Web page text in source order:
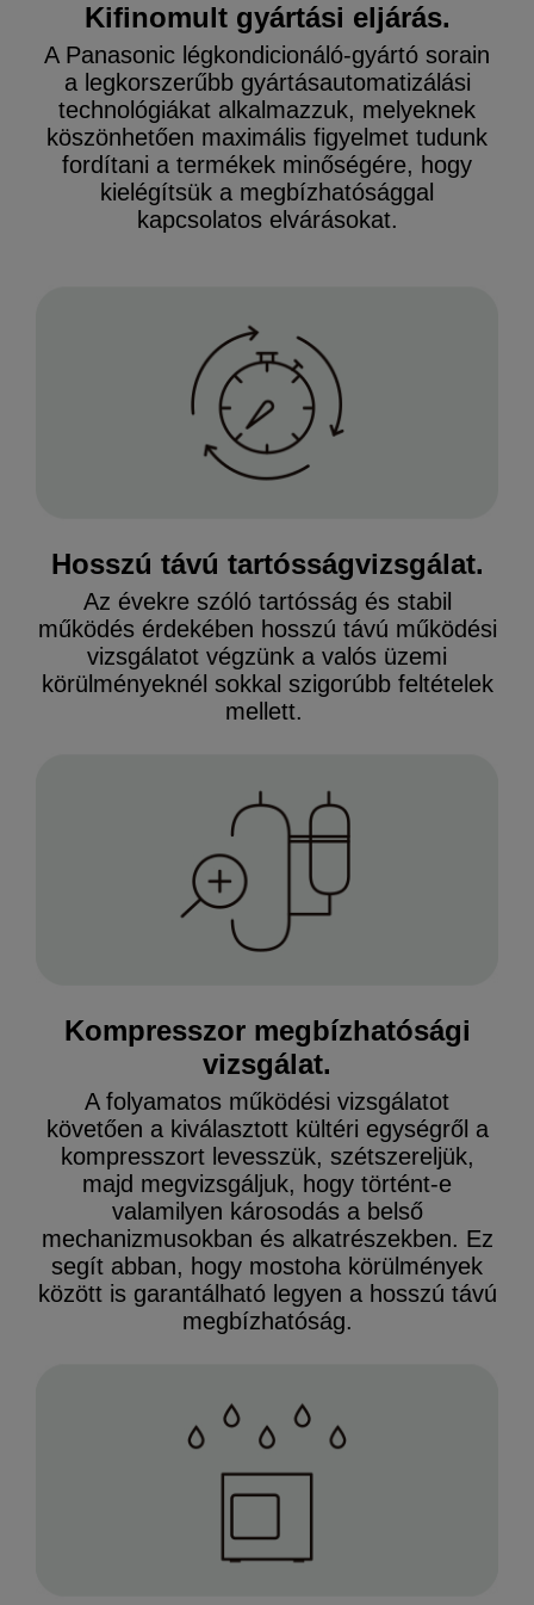
Kifinomult gyártási eljárás.
A Panasonic légkondicionáló-gyártó sorain
a legkorszerűbb gyártásautomatizálási
technológiákat alkalmazzuk, melyeknek
köszönhetően maximális figyelmet tudunk
fordítani a termékek minőségére, hogy
kielégítsük a megbízhatósággal
kapcsolatos elvárásokat.
Hosszú távú tartósságvizsgálat.
Az évekre szóló tartósság és stabil
működés érdekében hosszú távú működési
vizsgálatot végzünk a valós üzemi
körülményeknél sokkal szigorúbb feltételek
mellett.
Kompresszor megbízhatósági
vizsgálat.
A folyamatos működési vizsgálatot
követően a kiválasztott kültéri egységről a
kompresszort levesszük, szétszereljük,
majd megvizsgáljuk, hogy történt-e
valamilyen károsodás a belső
mechanizmusokban és alkatrészekben. Ez
segít abban, hogy mostoha körülmények
között is garantálható legyen a hosszú távú
megbízhatóság.